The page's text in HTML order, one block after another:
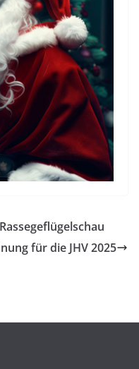
für die JHV 2025